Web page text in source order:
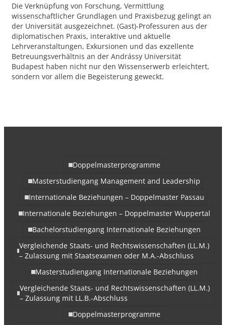
Die Verknüpfung von Forschung, Vermittlung
wissenschaftlicher Grundlagen und Praxisbezug gelingt an
der Universität ausgezeichnet. (Gast)-Professuren aus der
diplomatischen Praxis, interaktive und aktuelle
Lehrveranstaltungen, Exkursionen und das exzellente
Betreuungsverhältnis an der Andrássy Universität
Budapest haben nicht nur den Wissenserwerb erleichtert,
sondern vor allem die Begeisterung geweckt.
Doppelmasterprogramme
Masterstudiengang Management and Leadership
Internationale Beziehungen – Doppelmaster Passau
Internationale Beziehungen – Doppelmaster Wuppertal
Bachelorstudiengang Internationale Beziehungen
Vergleichende Staats- und Rechtswissenschaften (LL.M.)
– Zulassung mit Staatsexamen oder M.A.-Abschluss
Masterstudiengang Internationale Beziehungen
Vergleichende Staats- und Rechtswissenschaften (LL.M.)
– Zulassung mit LL.B.-Abschluss
Doppelmasterprogramme